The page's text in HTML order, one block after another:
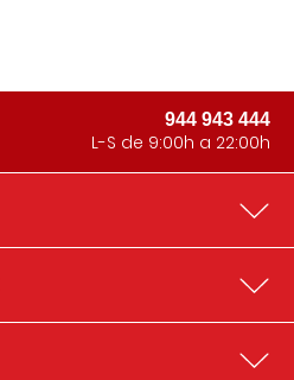
944 943 444
L-S de 9:00h a 22:00h